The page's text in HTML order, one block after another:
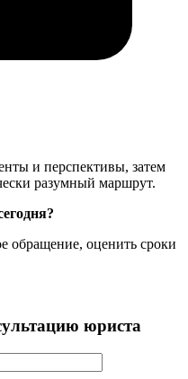
и перспективы, затем
разумный маршрут.
обращение, оценить сроки
юриста